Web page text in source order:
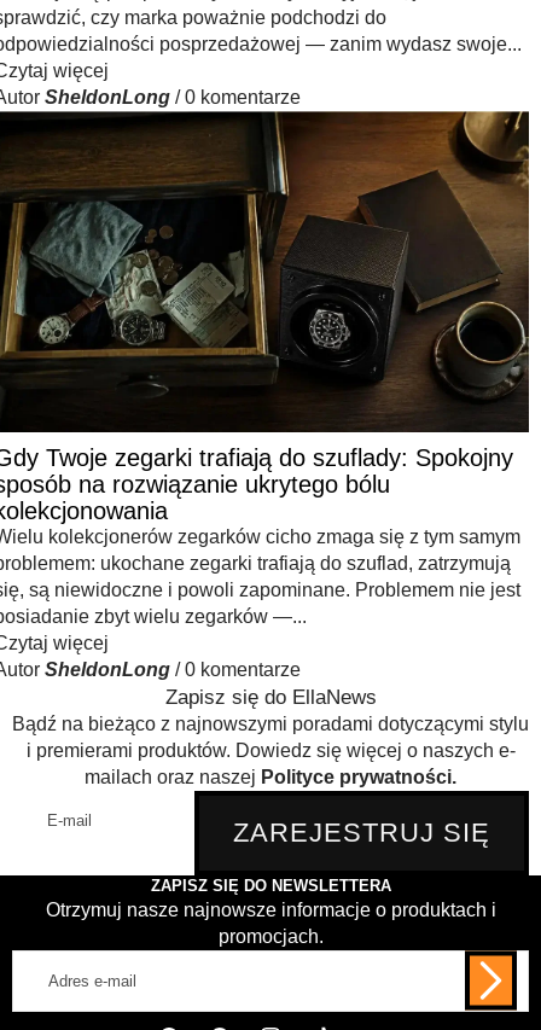
czy marka poważnie podchodzi do
posprzedażowej — zanim wydasz swoje...
więcej
SheldonLong / 0 komentarze
Twoje zegarki trafiają do szuflady: Spokojny
na rozwiązanie ukrytego bólu
kolekcjonerów zegarków cicho zmaga się z tym samym
ukochane zegarki trafiają do szuflad, zatrzymują
są niewidoczne i powoli zapominane. Problemem nie jest
zbyt wielu zegarków —...
więcej
SheldonLong / 0 komentarze
Zapisz się do EllaNews
Bądź na bieżąco z najnowszymi poradami dotyczącymi stylu
i premierami produktów. Dowiedz się więcej o naszych e-
mailach oraz naszej Polityce prywatności.
ZAREJESTRUJ SIĘ
ZAPISZ SIĘ DO NEWSLETTERA
Otrzymuj nasze najnowsze informacje o produktach i
promocjach.
mail